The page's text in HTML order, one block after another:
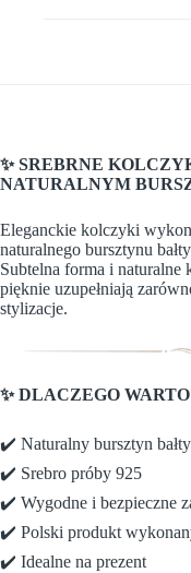
✨ SREBRNE
NATURALNYM
Eleganckie kolczyki
naturalnego bursztynu
Subtelna forma i naturalne
pięknie uzupełniają
stylizacje.
✨ DLACZEGO
✔️ Naturalny bursztyn
✔️ Srebro próby 925
✔️ Wygodne i bezpieczne
✔️ Polski produkt
✔️ Idealne na prezent